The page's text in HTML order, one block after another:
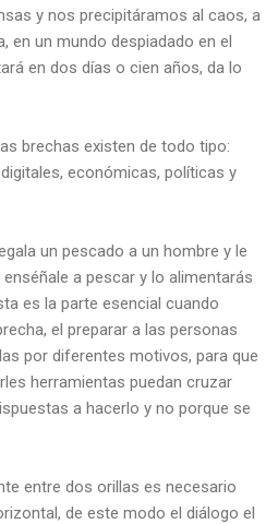
y nos precipitáramos al caos, a
en un mundo despiadado en el
en dos días o cien años, da lo
brechas existen de todo tipo:
económicas, políticas y
un pescado a un hombre y le
a pescar y lo alimentarás
es la parte esencial cuando
el preparar a las personas
por diferentes motivos, para que
herramientas puedan cruzar
a hacerlo y no porque se
entre dos orillas es necesario
de este modo el diálogo el